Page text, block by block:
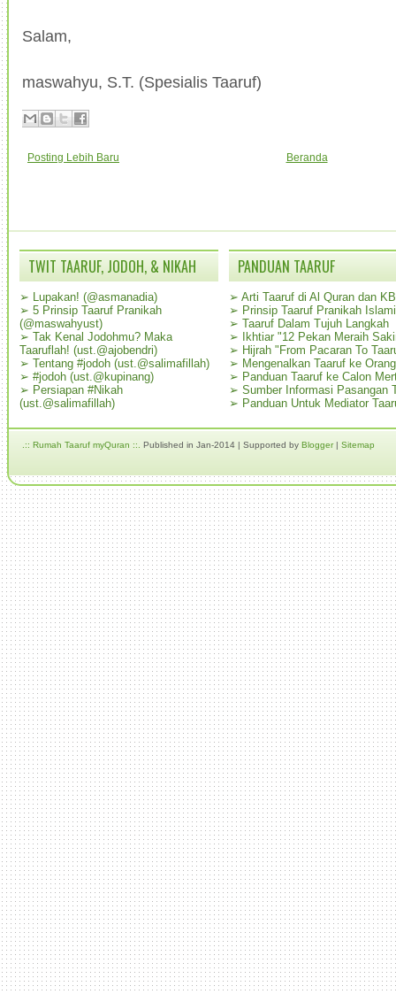
Salam,
maswahyu, S.T. (Spesialis Taaruf)
Posting Lebih Baru Beranda
TWIT TAARUF, JODOH, & NIKAH
➢
Lupakan! (@asmanadia)
➢ 5 Prinsip Taaruf Pranikah
(@maswahyust)
➢ Tak Kenal Jodohmu? Maka
Taaruflah! (ust.@ajobendri)
➢ Tentang #jodoh (ust.@salimafillah)
➢ #jodoh (ust.@kupinang)
➢ Persiapan #Nikah
(ust.@salimafillah)
PANDUAN TAARUF
➢ Arti Taaruf di Al Quran dan
➢ Prinsip Taaruf Pranikah Islami
➢ Taaruf Dalam Tujuh Langkah
➢
Ikhtiar "12 Pekan Meraih
➢ Hijrah "From Pacaran To
➢ Mengenalkan Taaruf ke
➢ Panduan Taaruf ke Calon
➢ Sumber Informasi Pasangan
➢ Panduan Untuk Mediator
.:: Rumah Taaruf myQuran ::. Published in Jan-2014 | Supported by Blogger| Sitemap